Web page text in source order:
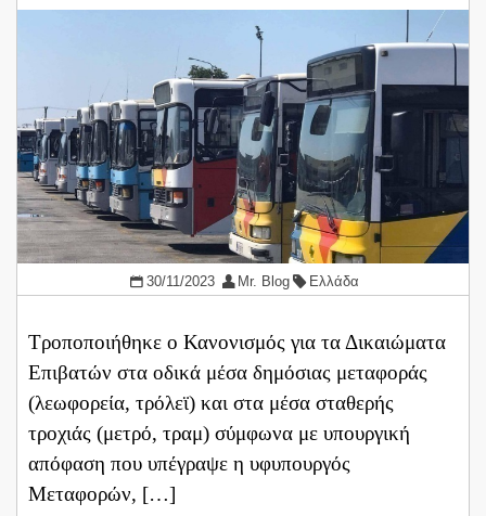
30/11/2023 Mr. Blog Ελλάδα
Τροποποιήθηκε ο Κανονισμός για τα Δικαιώματα
Επιβατών στα οδικά μέσα δημόσιας μεταφοράς
(λεωφορεία, τρόλεϊ) και στα μέσα σταθερής
τροχιάς (μετρό, τραμ) σύμφωνα με υπουργική
απόφαση που υπέγραψε η υφυπουργός
Μεταφορών, […]